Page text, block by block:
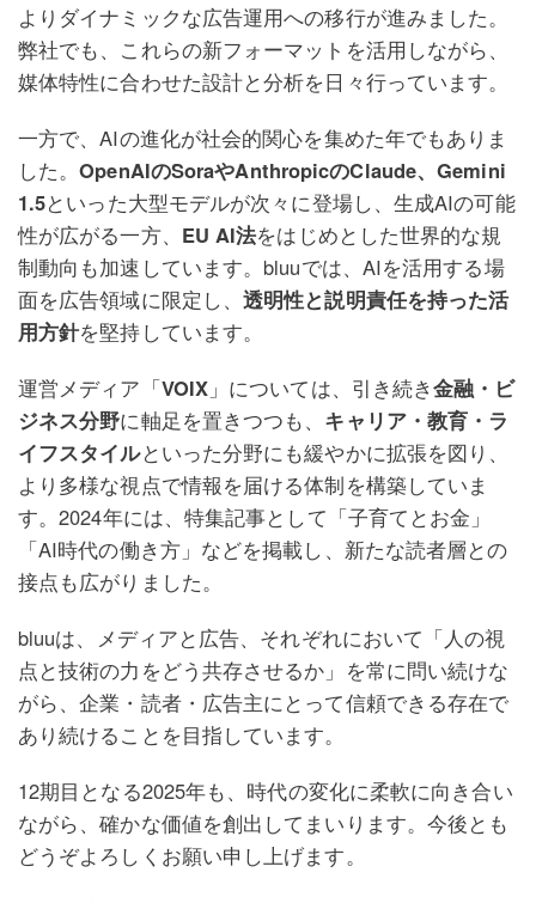
よりダイナミックな広告運用への移行が進みました。
弊社でも、これらの新フォーマットを活用しながら、
媒体特性に合わせた設計と分析を日々行っています。
一方で、AIの進化が社会的関心を集めた年でもありま
した。OpenAIのSoraやAnthropicのClaude、Gemini
1.5といった大型モデルが次々に登場し、生成AIの可能
性が広がる一方、 EU AI法をはじめとした世界的な規
制動向も加速しています。bluuでは、AIを活用する場
面を広告領域に限定し、透明性と説明責任を持った活
用方針を堅持しています。
運営メディア「VOIX 」については、引き続き金融・ビ
ジネス分野に軸足を置きつつも、 キャリア・教育・ラ
イフスタイルといった分野にも緩やかに拡張を図り、
より多様な視点で情報を届ける体制を構築していま
す。2024年には、特集記事として「子育てとお金」
「AI時代の働き方」などを掲載し、新たな読者層との
接点も広がりました。
bluuは、メディアと広告、それぞれにおいて「人の視
点と技術の力をどう共存させるか」を常に問い続けな
がら、企業・読者・広告主にとって信頼できる存在で
あり続けることを目指しています。
12期目となる2025年も、時代の変化に柔軟に向き合い
ながら、確かな価値を創出してまいります。今後とも
どうぞよろしくお願い申し上げます。